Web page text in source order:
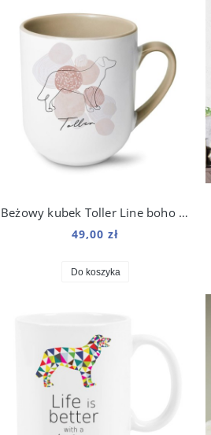
Beżowy kubek Toller Line boho 250 ml
49,00 zł
Do koszyka